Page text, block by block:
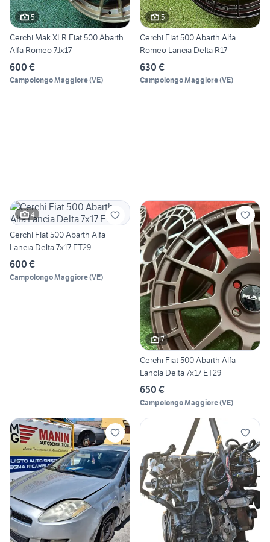
5
Cerchi Mak XLR Fiat 500 Abarth
Alfa Romeo 7Jx17
600 €
Campolongo Maggiore(VE)
5
Cerchi Fiat 500 Abarth Alfa
Romeo Lancia Delta R17
630 €
Campolongo Maggiore(VE)
4
Cerchi Fiat 500 Abarth Alfa
Lancia Delta 7x17 ET29
600 €
Campolongo Maggiore(VE)
7
Cerchi Fiat 500 Abarth Alfa
Lancia Delta 7x17 ET29
650 €
Campolongo Maggiore(VE)